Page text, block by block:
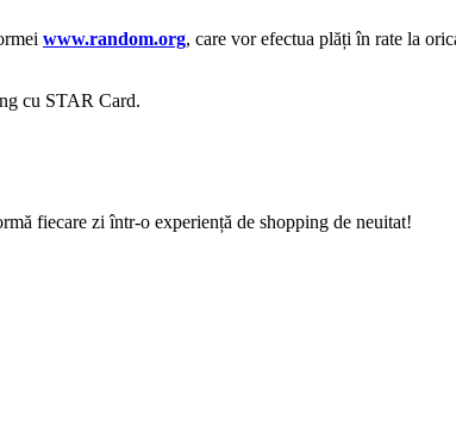
www.random.org, care vor efectua plăți în rate la
cu STAR Card.
fiecare zi într-o experiență de shopping de neuitat!